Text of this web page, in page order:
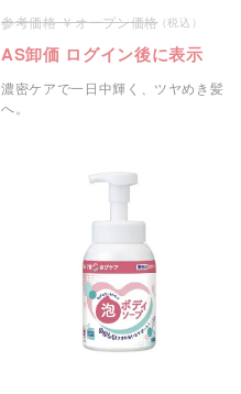
オープン価格
AS卸価 ログイン後に表示
濃密ケアで一日中輝く、ツヤめき髪
へ。